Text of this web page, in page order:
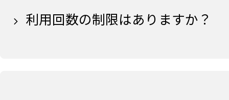
利用回数の制限はありますか？